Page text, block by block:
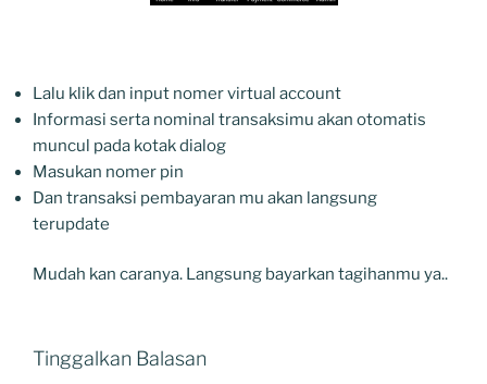
Lalu klik dan input nomer virtual account
Informasi serta nominal transaksimu akan otomatis
muncul pada kotak dialog
Masukan nomer pin
Dan transaksi pembayaran mu akan langsung
terupdate
Mudah kan caranya. Langsung bayarkan tagihanmu ya..
Tinggalkan Balasan